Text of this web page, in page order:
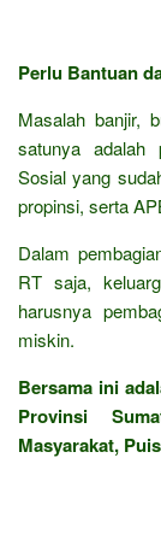
Perlu Bantuan
Masalah banjir,
satunya adalah
Sosial yang
propinsi, serta
Dalam
RT saja,
harusnya
miskin.
Bersama ini
Provinsi
Masyarakat,